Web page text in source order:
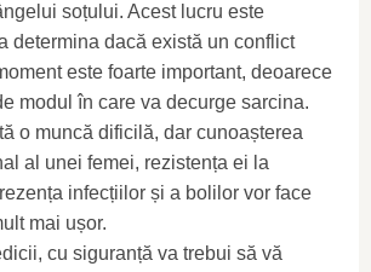
soțului. Acest lucru este
determina dacă există un conflict
este foarte important, deoarece
modul în care va decurge sarcina.
o muncă dificilă, dar cunoașterea
al unei femei, rezistența ei la
infecțiilor și a bolilor vor face
mai ușor.
cu siguranță va trebui să vă